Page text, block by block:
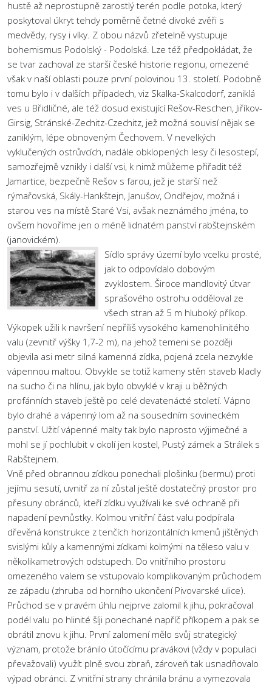
hustě až neprostupně zarostlý terén podle potoka, který
poskytoval úkryt tehdy poměrně četné divoké zvěři s
medvědy, rysy i vlky. Z obou názvů zřetelně vystupuje
bohemismus Podolský - Podolská. Lze též předpokládat, že
se tvar zachoval ze starší české historie regionu, omezené
však v naší oblasti pouze první polovinou 13. století. Podobně
tomu bylo i v dalších případech, viz Skalka-Skalcodorf, zaniklá
ves u Břidličné, ale též dosud existující Rešov-Reschen, Jiříkov-
Girsig, Stránské-Zechitz-Czechitz, jež možná souvisí nějak se
zaniklým, lépe obnoveným Čechovem. V nevelkých
vyklučených ostrůvcích, nadále obklopených lesy či lesostepí,
samozřejmě vznikly i další vsi, k nimž můžeme přiřadit též
Jamartice, bezpečně Rešov s farou, jež je starší než
rýmařovská, Skály-Hankštejn, Janušov, Ondřejov, možná i
starou ves na místě Staré Vsi, avšak neznámého jména, to
ovšem hovoříme jen o méně lidnatém panství rabštejnském
(janovickém).
Sídlo správy území bylo vcelku prosté,
jak to odpovídalo dobovým
zvyklostem. Široce mandlovitý útvar
sprašového ostrohu odděloval ze
všech stran až 5 m hluboký příkop.
Výkopek užili k navršení nepříliš vysokého kamenohlinitého
valu (zevnitř výšky 1,7-2 m), na jehož temeni se později
objevila asi metr silná kamenná zídka, pojená zcela nezvykle
vápennou maltou. Obvykle se totiž kameny stěn staveb kladly
na sucho či na hlínu, jak bylo obvyklé v kraji u běžných
profánních staveb ještě po celé devatenácté století. Vápno
bylo drahé a vápenný lom až na sousedním sovineckém
panství. Užití vápenné malty tak bylo naprosto výjimečné a
mohl se jí pochlubit v okolí jen kostel, Pustý zámek a Strálek s
Rabštejnem.
Vně před obrannou zídkou ponechali plošinku (bermu) proti
jejímu sesutí, uvnitř za ní zůstal ještě dostatečný prostor pro
přesuny obránců, kteří zídku využívali ke své ochraně při
napadení pevnůstky. Kolmou vnitřní část valu podpírala
dřevěná konstrukce z tenčích horizontálních kmenů jištěných
svislými kůly a kamennými zídkami kolmými na těleso valu v
několikametrových odstupech. Do vnitřního prostoru
omezeného valem se vstupovalo komplikovaným průchodem
ze západu (zhruba od horního ukončení Pivovarské ulice).
Průchod se v pravém úhlu nejprve zalomil k jihu, pokračoval
podél valu po hlinité šíji ponechané napříč příkopem a pak se
obrátil znovu k jihu. První zalomení mělo svůj strategický
význam, protože bránilo útočícímu pravákovi (vždy v populaci
převažovali) využít plně svou zbraň, zároveň tak usnadňovalo
výpad obránci. Z vnitřní strany chránila bránu a vymezovala